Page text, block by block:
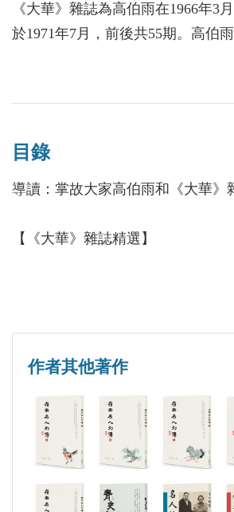
時的日記〉、李輝英的〈文學革命
高伯雨深知掌故，雜誌中收錄的〈
注〉等文章不僅旁徵博引，雜採時
的諸多大事，如甲午戰爭、戊戌變
值。
本書是全套《大華》雜誌的精選本
《大華》雜誌為高伯雨在1966年3
於1971年7月，前後共55期。高伯
貞白，廣東澄海人，筆名有林熙
高滿華在清道光年間經商辦企業，
書，攻讀英國文學。回國後，任職
管理處調查部專員。抗戰爆發後抵
魯迅、周作人、郁達夫、徐志摩、
心、沈從文、巴金、曹禺、蕭乾、
影像，開探索作家心靈風氣之先。
天》、《傳奇未完──張愛玲》、《
《魯迅愛過的人》、《何處尋你──
人》、《梅蘭芳與孟小冬》、《民
人》、《楊翠喜‧聲色晚清》、《多
目錄
導讀：掌故大家高伯雨和《大華》
【《大華》雜誌精選】
知堂老人、沈啟旡、片岡鐵兵／成
作者其他著作